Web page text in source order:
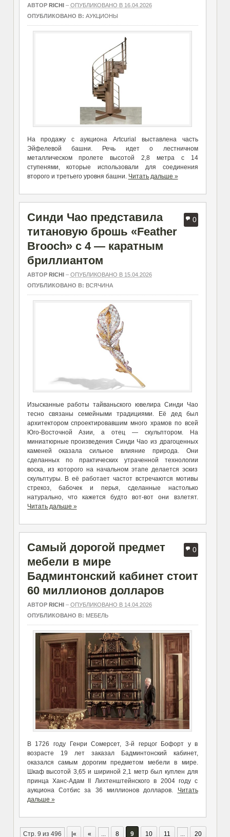
АВТОР RICHI – ОПУБЛИКОВАНО В 16.04.2026
ОПУБЛИКОВАНО В: АУКЦИОНЫ
На продажу с аукциона Artcurial выставлена часть
Эйфелевой башни. Речь идет о лестничном
металлическом пролете высотой ­2,8 метра с 14
ступенями, которые использовали для соединения
второго и третьего уровня башни. Читать дальше »
0
Синди Чао представила
титановую брошь «Feather
Brooch» с 4 — каратным
бриллиантом
АВТОР RICHI – ОПУБЛИКОВАНО В 15.04.2026
ОПУБЛИКОВАНО В: ВСЯЧИНА
Изысканные работы тайваньского ювелира Синди Чао
тесно связаны семейными традициями. Её дед был
архитектором спроектировавшим много храмов по всей
Юго-Восточной Азии, а отец — скульптором. На
миниатюрные произведения Синди Чао из драгоценных
каменей оказала сильное влияние природа. Они
сделанных по практических утраченной технологии
воска, из которого на начальном этапе делается эскиз
скульптуры. В её работает частот встречаются мотивы
стрекоз, бабочек и перья, сделанные настолько
натурально, что кажется будто вот-вот они взлетят.
Читать дальше »
0
Самый дорогой предмет
мебели в мире
Бадминтонский кабинет стоит
60 миллионов долларов
АВТОР RICHI– ОПУБЛИКОВАНО В 14.04.2026
ОПУБЛИКОВАНО В: МЕБЕЛЬ
В 1726 году Генри Сомерсет, 3-й герцог Бофорт у в
возрасте 19 лет заказал Бадминтонский кабинет,
оказался самым дорогим предметом мебели в мире.
Шкаф высотой 3,65 и шириной 2,1 метр был куплен для
принца Ханс-Адам II Лихтенштейнского в 2004 году с
аукциона Сотбис за 36 миллионов долларов.
Читать
дальше »
Стр. 9 из 496 |« « ... 8 9 10 11 ... 20